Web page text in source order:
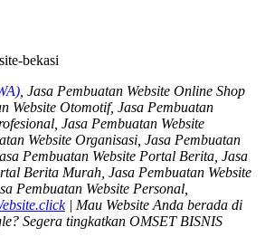
, Jasa Pembuatan Website Online Shop
Website Otomotif, Jasa Pembuatan
Jasa Pembuatan Website
Website Organisasi, Jasa Pembuatan
Pembuatan Website Portal Berita, Jasa
Berita Murah, Jasa Pembuatan Website
Pembuatan Website Personal,
| Mau Website Anda berada di
Segera tingkatkan OMSET BISNIS